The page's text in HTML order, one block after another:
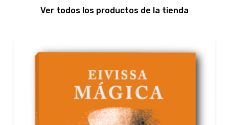
Ver todos los productos de la tienda